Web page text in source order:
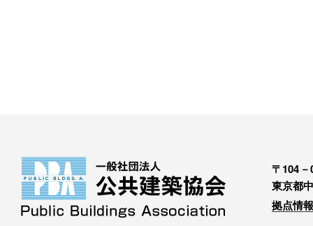
〒104－
東京都
拠点情